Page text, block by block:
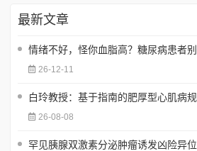
最新文章
情绪不好，怪你血脂高？糖尿病患者
26-12-11
白玲教授：基于指南的肥厚型心肌病
26-08-08
罕见胰腺双激素分泌肿瘤诱发凶险异